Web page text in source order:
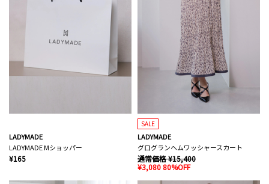
LADYMADE
LADYMADE Mショッパー
¥165
SALE
LADYMADE
グログランヘムワッシャースカート
通常価格 ¥15,400
¥3,080 80%OFF